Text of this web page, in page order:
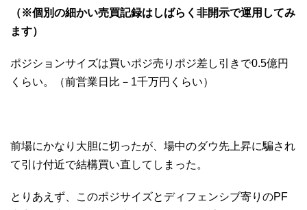
（※個別の細かい売買記録はしばらく非開示で運用してみ
ます）
ポジションサイズは買いポジ売りポジ差し引きで0.5億円
くらい。（前営業日比－1千万円くらい）
前場にかなり大胆に切ったが、場中のダウ先上昇に騙され
て引け付近で結構買い直してしまった。
とりあえず、このポジサイズとディフェンシブ寄りのPF